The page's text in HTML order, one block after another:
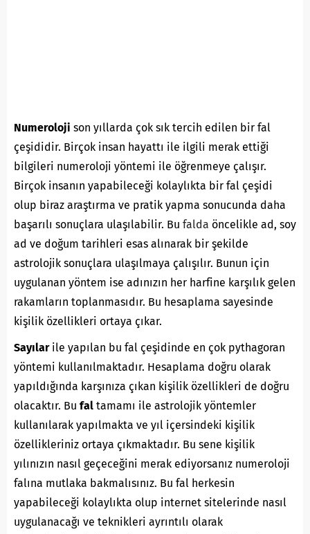
Numeroloji son yıllarda çok sık tercih edilen bir fal
çeşididir. Birçok insan hayattı ile ilgili merak ettiği
bilgileri numeroloji yöntemi ile öğrenmeye çalışır.
Birçok insanın yapabileceği kolaylıkta bir fal çeşidi
olup biraz araştırma ve pratik yapma sonucunda daha
başarılı sonuçlara ulaşılabilir. Bu falda öncelikle ad, soy
ad ve doğum tarihleri esas alınarak bir şekilde
astrolojik sonuçlara ulaşılmaya çalışılır. Bunun için
uygulanan yöntem ise adınızın her harfine karşılık gelen
rakamların toplanmasıdır. Bu hesaplama sayesinde
kişilik özellikleri ortaya çıkar.
Sayılarile yapılan bu fal çeşidinde en çok pythagoran
yöntemi kullanılmaktadır. Hesaplama doğru olarak
yapıldığında karşınıza çıkan kişilik özellikleri de doğru
olacaktır. Bu fal tamamı ile astrolojik yöntemler
kullanılarak yapılmakta ve yıl içersindeki kişilik
özellikleriniz ortaya çıkmaktadır. Bu sene kişilik
yılınızın nasıl geçeceğini merak ediyorsanız numeroloji
falına mutlaka bakmalısınız. Bu fal herkesin
yapabileceği kolaylıkta olup internet sitelerinde nasıl
uygulanacağı ve teknikleri ayrıntılı olarak